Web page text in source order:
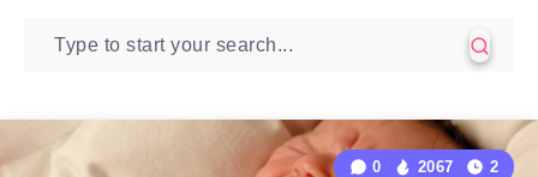
0 2067 2